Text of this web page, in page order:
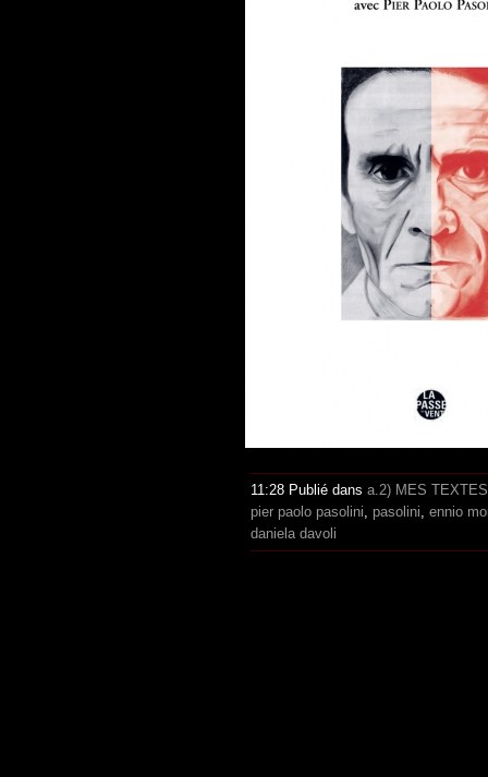
11:28 Publié dans a.2) MES TEXTES
pier paolo pasolini, pasolini, ennio
daniela davoli